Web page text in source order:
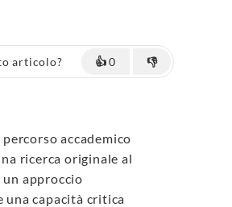
articolo? 👍0 👎
accademico
ricerca originale al
approccio
una capacità critica